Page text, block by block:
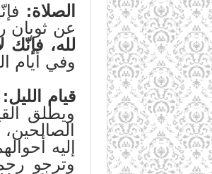
الصلاة:
عن ثوبان
لله،
وفي أيام
قيام الليل:
ويطلق
إليه
وترجو